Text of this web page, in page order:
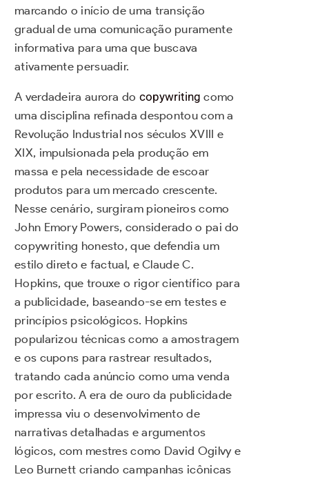
marcando o início de uma transição
gradual de uma comunicação puramente
informativa para uma que buscava
ativamente persuadir.
A verdadeira aurora do copywriting como
uma disciplina refinada despontou com a
Revolução Industrial nos séculos XVIII e
XIX, impulsionada pela produção em
massa e pela necessidade de escoar
produtos para um mercado crescente.
Nesse cenário, surgiram pioneiros como
John Emory Powers, considerado o pai do
copywriting honesto, que defendia um
estilo direto e factual, e Claude C.
Hopkins, que trouxe o rigor científico para
a publicidade, baseando-se em testes e
princípios psicológicos. Hopkins
popularizou técnicas como a amostragem
e os cupons para rastrear resultados,
tratando cada anúncio como uma venda
por escrito. A era de ouro da publicidade
impressa viu o desenvolvimento de
narrativas detalhadas e argumentos
lógicos, com mestres como David Ogilvy e
Leo Burnett criando campanhas icônicas